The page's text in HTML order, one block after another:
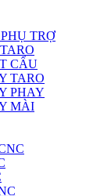
TRỢ
CẨU
TARO
PHAY
MÀI